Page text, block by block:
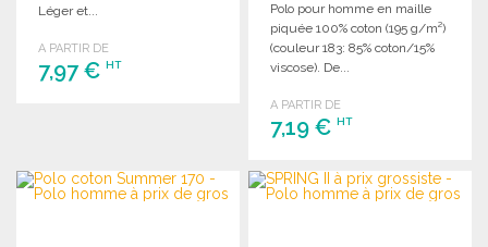
Léger et...
A PARTIR DE
7,97 € HT
Polo pour homme en maille
piquée 100% coton (195 g/m²)
(couleur 183: 85% coton/15%
viscose). De...
A PARTIR DE
7,19 €HT
COMMANDER